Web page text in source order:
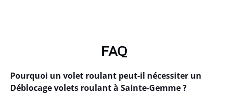
FAQ
Pourquoi un volet roulant peut-il nécessiter un
Déblocage volets roulant à Sainte-Gemme ?